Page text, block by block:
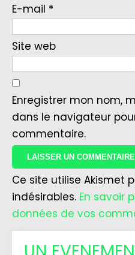
E-mail *
Site web
Enregistrer mon nom,
dans le navigateur
commentaire.
Ce site utilise Akismet
indésirables. En savoir
données de vos